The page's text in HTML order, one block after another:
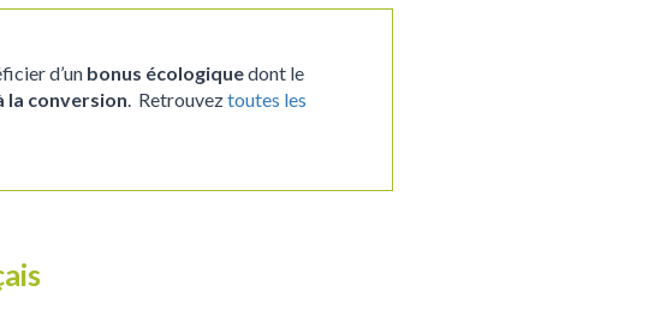
d’un bonus écologiquedont le
la conversion. Retrouveztoutes les